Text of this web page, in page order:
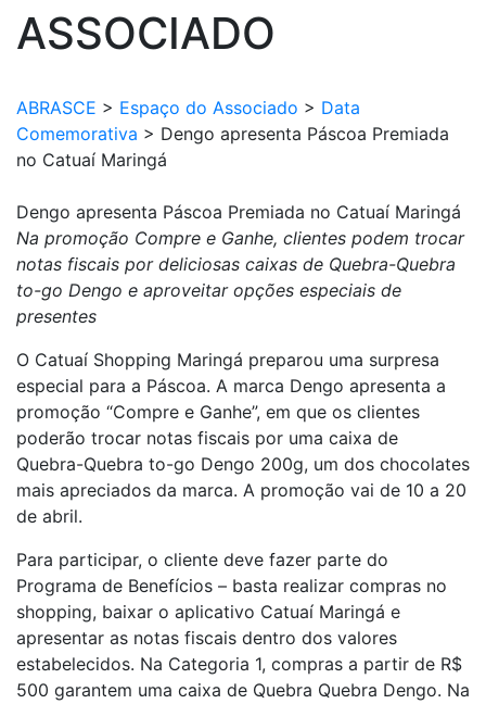
ASSOCIADO
ABRASCE > Espaço do Associado > Data
Comemorativa > Dengo apresenta Páscoa Premiada
no Catuaí Maringá
Dengo apresenta Páscoa Premiada no Catuaí Maringá
Na promoção Compre e Ganhe, clientes podem trocar
notas fiscais por deliciosas caixas de Quebra-Quebra
to-go Dengo e aproveitar opções especiais de
presentes
O Catuaí Shopping Maringá preparou uma surpresa
especial para a Páscoa. A marca Dengo apresenta a
promoção “Compre e Ganhe”, em que os clientes
poderão trocar notas fiscais por uma caixa de
Quebra-Quebra to-go Dengo 200g, um dos chocolates
mais apreciados da marca. A promoção vai de 10 a 20
de abril.
Para participar, o cliente deve fazer parte do
Programa de Benefícios – basta realizar compras no
shopping, baixar o aplicativo Catuaí Maringá e
apresentar as notas fiscais dentro dos valores
estabelecidos. Na Categoria 1, compras a partir de R$
500 garantem uma caixa de Quebra Quebra Dengo. Na